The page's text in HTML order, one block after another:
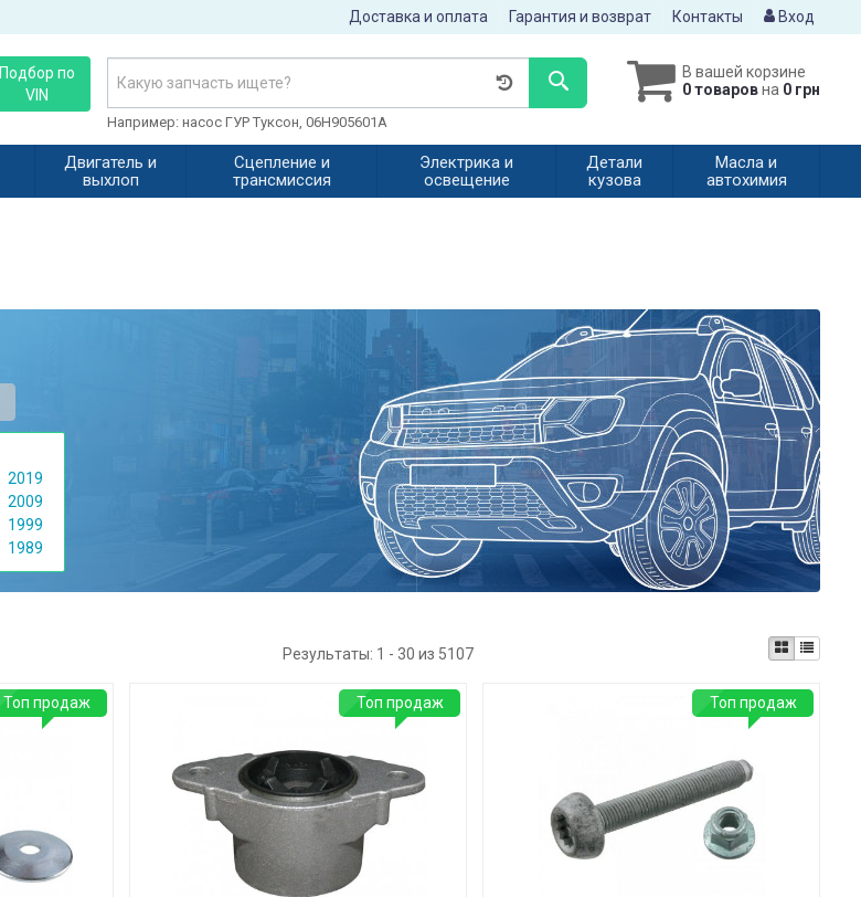
Доставка и оплата Гарантия и возврат Контакты Вход
Подбор по
VIN
В вашей корзине
0 товаровна 0 грн
Например: насос ГУР Туксон, 06H905601A
Двигатель и
выхлоп
Сцепление и
трансмиссия
Электрика и
освещение
Детали
кузова
Масла и
автохимия
2019
2009
1999
1989
Результаты: 1 - 30 из 5107
Топ продаж Топ продаж Топ продаж